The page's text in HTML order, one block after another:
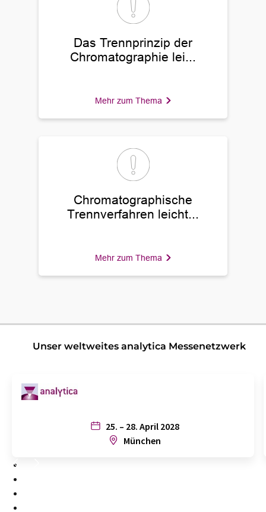
Das Trennprinzip der
Chromatographie lei...
Mehr zum Thema
Chromatographische
Trennverfahren leicht...
Mehr zum Thema
Unser weltweites analytica Messenetzwerk
25. – 28. April 2028
München